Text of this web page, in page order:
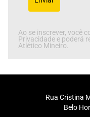
Ao se inscrever, você
Privacidade e poderá
Atlético Mineiro.
Rua Cristina
Belo